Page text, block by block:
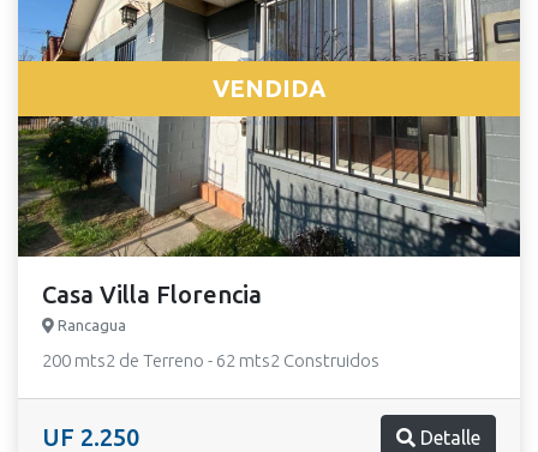
VENDIDA
Casa Villa Florencia
Rancagua
200 mts2 de Terreno - 62 mts2 Construidos
UF 2.250 Detalle